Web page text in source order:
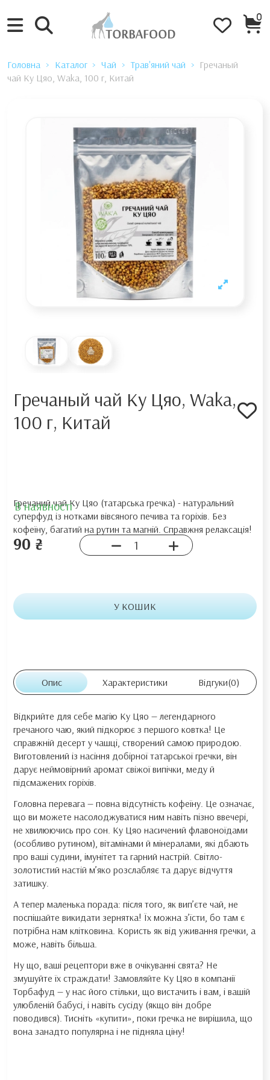
0
Головна Каталог Чай Трав'яний чай
Гречаный
чай Ку Цяо, Waka, 100 г, Китай
Гречаный чай Ку Цяо, Waka,
100 г, Китай
Гречаний чай Ку Цяо (татарська гречка) - натуральний
суперфуд із нотками вівсяного печива та горіхів. Без
кофеїну, багатий на рутин та магній. Справжня релаксація!
В наявності
90 ₴
У КОШИК
Опис Характеристики Відгуки(0)
Відкрийте для себе магію Ку Цяо — легендарного
гречаного чаю, який підкорює з першого ковтка! Це
справжній десерт у чашці, створений самою природою.
Виготовлений із насіння добірної татарської гречки, він
дарує неймовірний аромат свіжої випічки, меду й
підсмажених горіхів.
Головна перевага — повна відсутність кофеїну. Це означає,
що ви можете насолоджуватися ним навіть пізно ввечері,
не хвилюючись про сон. Ку Цяо насичений флавоноїдами
(особливо рутином), вітамінами й мінералами, які дбають
про ваші судини, імунітет та гарний настрій. Світло-
золотистий настій м’яко розслабляє та дарує відчуття
затишку.
А тепер маленька порада: після того, як вип’єте чай, не
поспішайте викидати зернятка! Їх можна з’їсти, бо там є
потрібна нам клітковина. Користь як від уживання гречки, а
може, навіть більша.
Ну що, ваші рецептори вже в очікуванні свята? Не
змушуйте їх страждати! Замовляйте Ку Цяо в компанії
Торбафуд — у нас його стільки, що вистачить і вам, і вашій
улюбленій бабусі, і навіть сусіду (якщо він добре
поводився). Тисніть «купити», поки гречка не вирішила, що
вона занадто популярна і не підняла ціну!